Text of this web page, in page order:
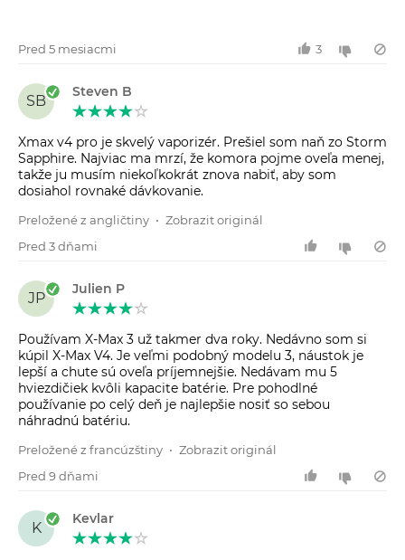
Pred 5 mesiacmi 3
SB
Steven B
Xmax v4 pro je skvelý vaporizér. Prešiel som naň zo Storm
Sapphire. Najviac ma mrzí, že komora pojme oveľa menej,
takže ju musím niekoľkokrát znova nabiť, aby som
dosiahol rovnaké dávkovanie.
Preložené z angličtiny • Zobrazit originál
Pred 3 dňami
JP
Julien P
Používam X-Max 3 už takmer dva roky. Nedávno som si
kúpil X-Max V4. Je veľmi podobný modelu 3, náustok je
lepší a chute sú oveľa príjemnejšie. Nedávam mu 5
hviezdičiek kvôli kapacite batérie. Pre pohodlné
používanie po celý deň je najlepšie nosiť so sebou
náhradnú batériu.
Preložené z francúzštiny • Zobrazit originál
Pred 9 dňami
K
Kevlar